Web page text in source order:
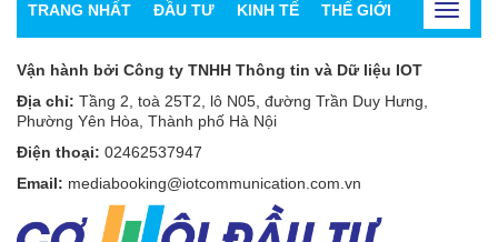
TRANG NHẤT ĐẦU TƯ KINH TẾ THẾ GIỚI CHỨNG
Toggle
Vận hành bởi Công ty TNHH Thông tin và Dữ liệu IOT
Địa chỉ: Tầng 2, toà 25T2, lô N05, đường Trần Duy Hưng,
Phường Yên Hòa, Thành phố Hà Nội
Điện thoại: 02462537947
Email: mediabooking@iotcommunication.com.vn